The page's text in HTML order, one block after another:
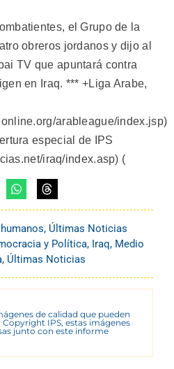
el Grupo de la
obreros jordanos y dijo al
TV que apuntará contra
en Iraq. *** +Liga Arabe,
arableague/index.jsp)
especial de IPS
iraq/index.asp) (
, Últimas Noticias
y Política, Iraq, Medio
, Últimas Noticias
de calidad que pueden
Copyright IPS, estas imágenes
junto con este informe